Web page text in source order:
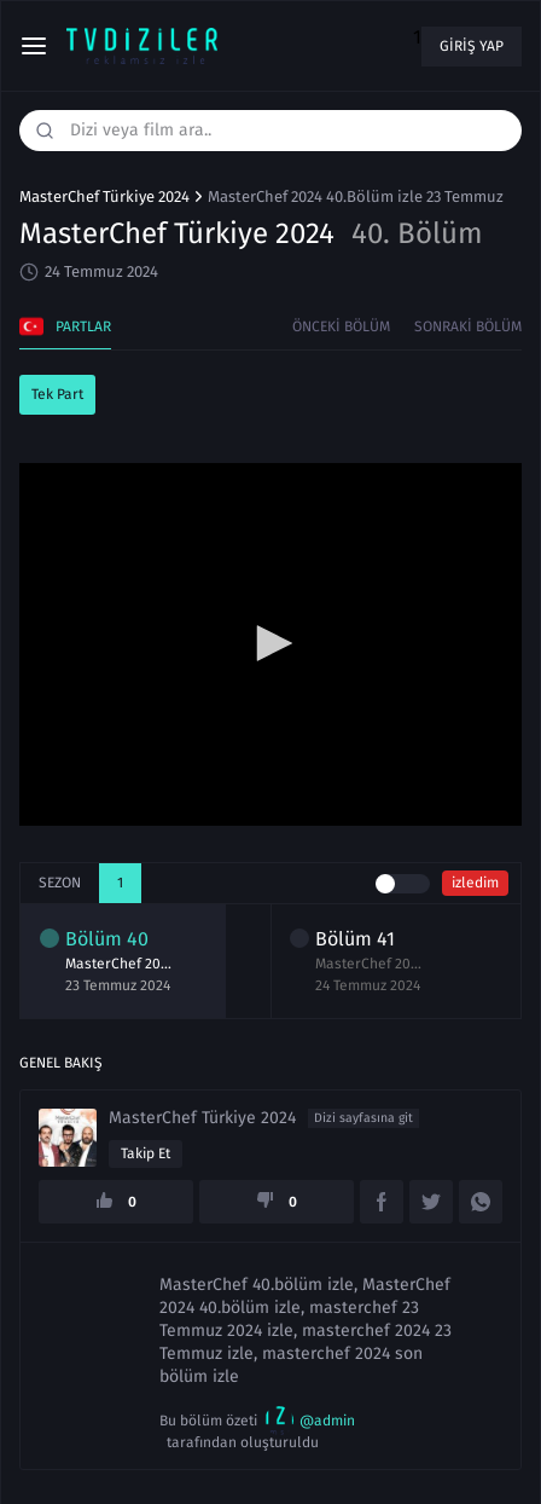
1 GIRIŞ YAP
MasterChef Türkiye 2024 MasterChef 2024 40.Bölüm izle 23 Temmuz
MasterChef Türkiye 2024 40. Bölüm
24 Temmuz 2024
PARTLAR ÖNCEKI BÖLÜM SONRAKI BÖLÜM
Tek Part
SEZON 1 izledim
Bölüm 40
MasterChef 2024 40.Bölüm izle 23 Temmuz
23 Temmuz 2024
Bölüm 41
MasterChef 2024 41.Bölüm izle 24 Temmuz
24 Temmuz 2024
GENEL BAKIŞ
MasterChef Türkiye 2024 Dizi sayfasına git
Takip Et
0 0
MasterChef 40.bölüm izle, MasterChef
2024 40.bölüm izle, masterchef 23
Temmuz 2024 izle, masterchef 2024 23
Temmuz izle, masterchef 2024 son
bölüm izle
Bu bölüm özeti
@admin
tarafından oluşturuldu